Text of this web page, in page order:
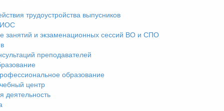
трудоустройства выпусников
занятий и экзаменационных сессий ВО и СПО
преподавателей
образование
центр
деятельность